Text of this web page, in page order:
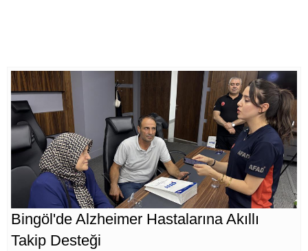
Bingöl'de Alzheimer Hastalarına Akıllı
Takip Desteği